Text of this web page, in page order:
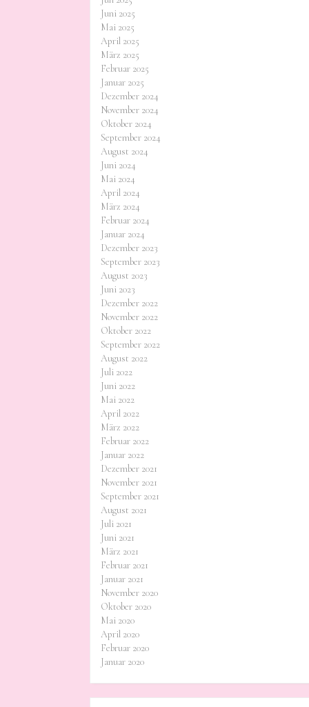
Juni 2025
Mai 2025
April 2025
März 2025
Februar 2025
Januar 2025
Dezember 2024
November 2024
Oktober 2024
September 2024
August 2024
Juni 2024
Mai 2024
April 2024
März 2024
Februar 2024
Januar 2024
Dezember 2023
September 2023
August 2023
Juni 2023
Dezember 2022
November 2022
Oktober 2022
September 2022
August 2022
Juli 2022
Juni 2022
Mai 2022
April 2022
März 2022
Februar 2022
Januar 2022
Dezember 2021
November 2021
September 2021
August 2021
Juli 2021
Juni 2021
März 2021
Februar 2021
Januar 2021
November 2020
Oktober 2020
Mai 2020
April 2020
Februar 2020
Januar 2020